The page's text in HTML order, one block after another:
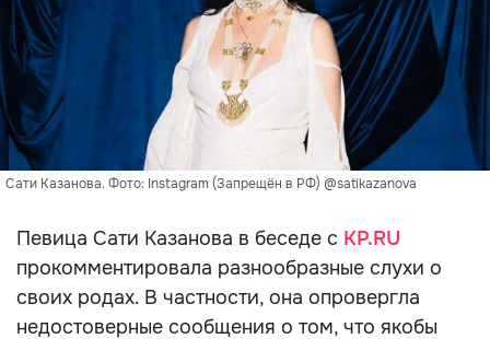
Сати Казанова. Фото: Instagram (Запрещён в РФ) @satikazanova
Певица Сати Казанова в беседе с KP.RU
прокомментировала разнообразные слухи о
своих родах. В частности, она опровергла
недостоверные сообщения о том, что якобы